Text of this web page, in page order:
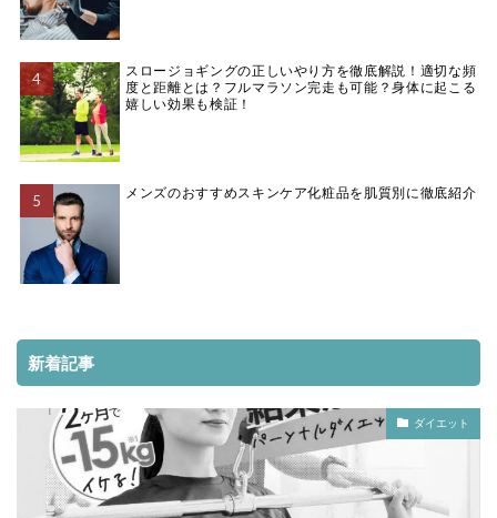
スロージョギングの正しいやり方を徹底解説！適切な頻
度と距離とは？フルマラソン完走も可能？身体に起こる
嬉しい効果も検証！
メンズのおすすめスキンケア化粧品を肌質別に徹底紹介
新着記事
ダイエット